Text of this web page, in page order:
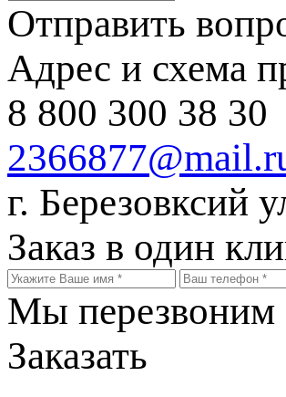
Отправить
Адрес и схема
8 800 300 38 30
г. Березовксий
Заказ в один
Мы перезвоним
Заказать